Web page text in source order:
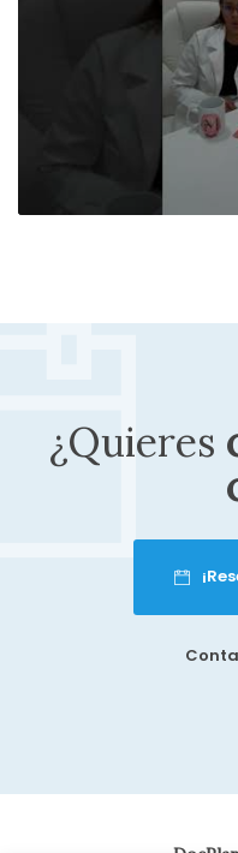
Paciente
Excelente
cómoda y
procedimiento m.
Felicidades
gran servicio en
¿Quieres